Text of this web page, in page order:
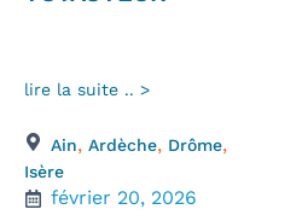
lire la suite .. >
Ain, Ardèche, Drôme,
Isère
février 20, 2026